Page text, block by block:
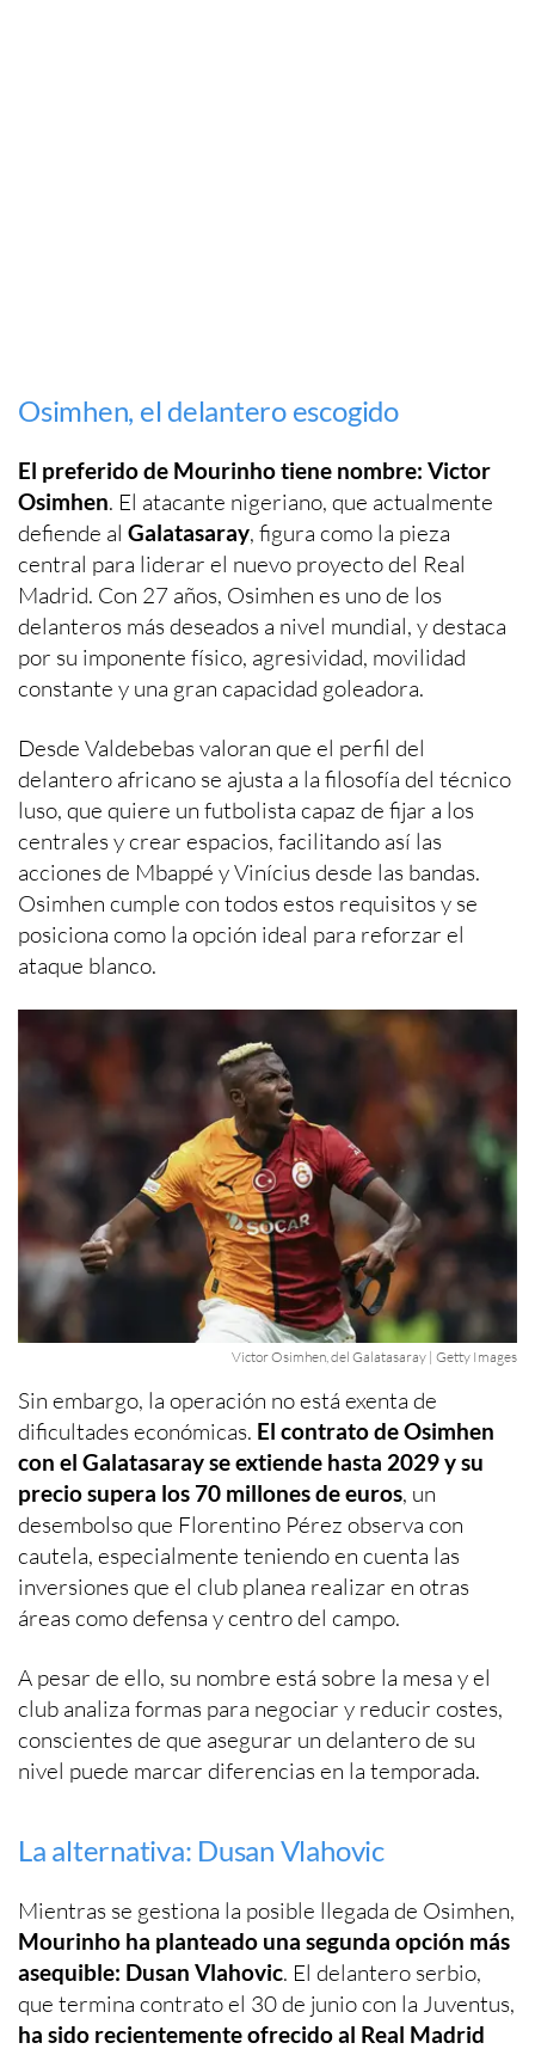
Osimhen, el delantero escogido
El preferido de Mourinho tiene nombre: Victor
Osimhen. El atacante nigeriano, que actualmente
defiende al Galatasaray, figura como la pieza
central para liderar el nuevo proyecto del Real
Madrid. Con 27 años, Osimhen es uno de los
delanteros más deseados a nivel mundial, y destaca
por su imponente físico, agresividad, movilidad
constante y una gran capacidad goleadora.
Desde Valdebebas valoran que el perfil del
delantero africano se ajusta a la filosofía del técnico
luso, que quiere un futbolista capaz de fijar a los
centrales y crear espacios, facilitando así las
acciones de Mbappé y Vinícius desde las bandas.
Osimhen cumple con todos estos requisitos y se
posiciona como la opción ideal para reforzar el
ataque blanco.
Victor Osimhen, del Galatasaray | Getty Images
Sin embargo, la operación no está exenta de
dificultades económicas. El contrato de Osimhen
con el Galatasaray se extiende hasta 2029 y su
precio supera los 70 millones de euros, un
desembolso que Florentino Pérez observa con
cautela, especialmente teniendo en cuenta las
inversiones que el club planea realizar en otras
áreas como defensa y centro del campo.
A pesar de ello, su nombre está sobre la mesa y el
club analiza formas para negociar y reducir costes,
conscientes de que asegurar un delantero de su
nivel puede marcar diferencias en la temporada.
La alternativa: Dusan Vlahovic
Mientras se gestiona la posible llegada de Osimhen,
Mourinho ha planteado una segunda opción más
asequible: Dusan Vlahovic. El delantero serbio,
que termina contrato el 30 de junio con la Juventus,
ha sido recientemente ofrecido al Real Madrid